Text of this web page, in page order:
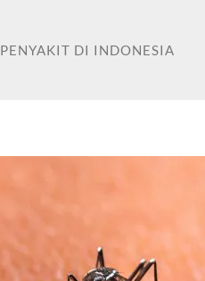
PENYAKIT DI INDONESIA